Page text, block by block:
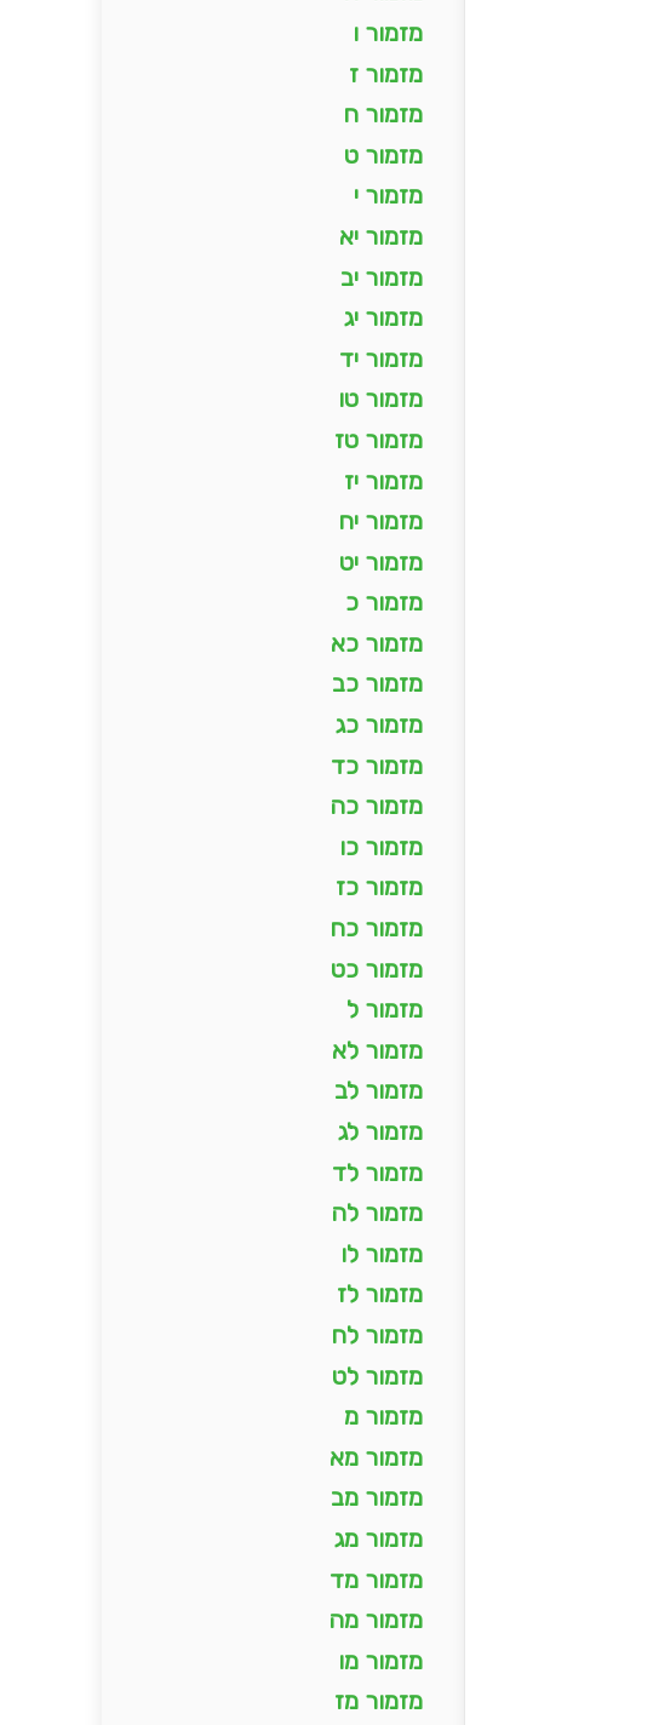
מזמור ו
מזמור ז
מזמור ח
מזמור ט
מזמור י
מזמור יא
מזמור יב
מזמור יג
מזמור יד
מזמור טו
מזמור טז
מזמור יז
מזמור יח
מזמור יט
מזמור כ
מזמור כא
מזמור כב
מזמור כג
מזמור כד
מזמור כה
מזמור כו
מזמור כז
מזמור כח
מזמור כט
מזמור ל
מזמור לא
מזמור לב
מזמור לג
מזמור לד
מזמור לה
מזמור לו
מזמור לז
מזמור לח
מזמור לט
מזמור מ
מזמור מא
מזמור מב
מזמור מג
מזמור מד
מזמור מה
מזמור מו
מזמור מז